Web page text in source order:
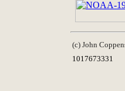
(c) John
1017673331